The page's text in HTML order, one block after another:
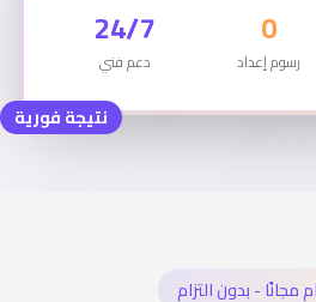
0
رسوم إعداد
24/7
دعم فني
نتيجة فورية